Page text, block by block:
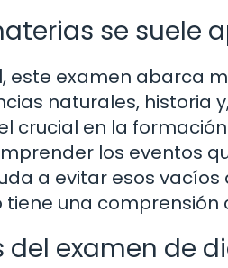
se suele
este examen abarca
naturales, historia
crucial en la
los eventos
a evitar esos
tiene una
del examen de